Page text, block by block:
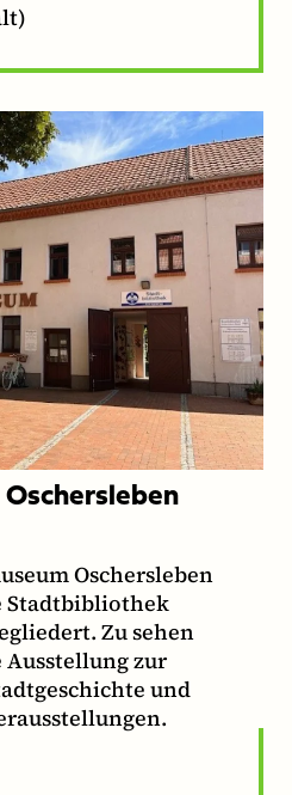
Oschersleben
Stadtbibliothek
Zu sehen
zur
und